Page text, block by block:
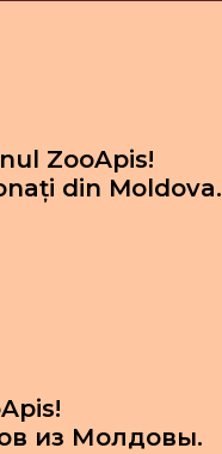
ZooApis!
din Moldova.
из Молдовы.